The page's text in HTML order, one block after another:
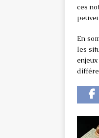
ces
En
les